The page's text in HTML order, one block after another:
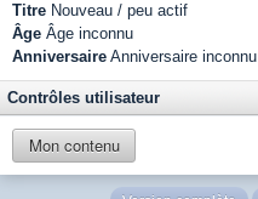
Titre Nouveau / peu actif
Âge Âge inconnu
Anniversaire Anniversaire inconnu
Contrôles utilisateur
Mon contenu